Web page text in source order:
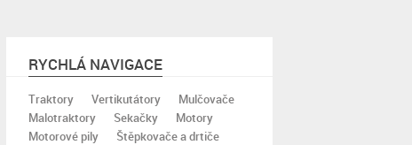
RYCHLÁ NAVIGACE
Traktory Vertikutátory
Mulčovače
Malotraktory
Sekačky
Motory
Motorové pily
Štěpkovače a drtiče